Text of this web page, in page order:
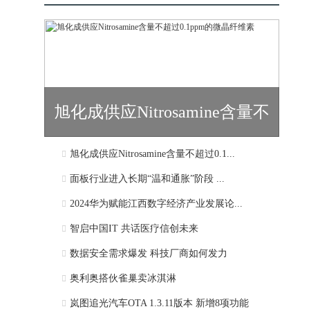
旭化成供应Nitrosamine含量不
超过0.1...
旭化成供应Nitrosamine含量不超过0.1...
面板行业进入长期“温和通胀”阶段 ...
2024华为赋能江西数字经济产业发展论...
智启中国IT 共话医疗信创未来
数据安全需求爆发 科技厂商如何发力
奥利奥搭伙雀巢卖冰淇淋
岚图追光汽车OTA 1.3.11版本 新增8项功能